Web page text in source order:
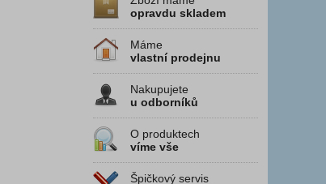
opravdu skladem
Máme
vlastní prodejnu
Nakupujete
u odborníků
O produktech
víme vše
Špičkový servis